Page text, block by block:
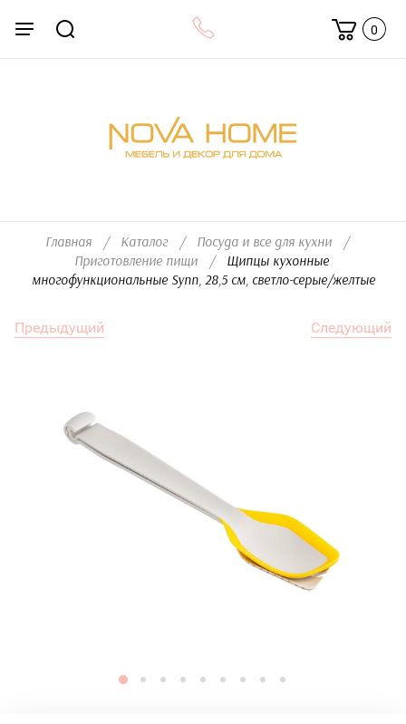
0
Главная / Каталог / Посуда и все для кухни
/
Приготовление пищи
/
  Щипцы кухонные
многофункциональные Synn, 28,5 см, светло-серые/желтые
Предыдущий Следующий